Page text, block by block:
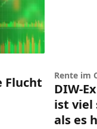
Flucht
Rente im
DIW-
ist viel
als es